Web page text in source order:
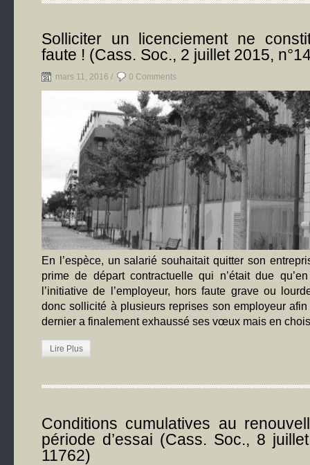
Solliciter un licenciement ne
faute ! (Cass. Soc., 2 juillet 2015,
mars 11, 2016 / 0 Comments
En l’espèce, un salarié souhaitait quitter son
prime de départ contractuelle qui n’était due
l’initiative de l’employeur, hors faute grave ou
donc sollicité à plusieurs reprises son employeur afin
dernier a finalement exhaussé ses vœux mais en
Lire Plus
Conditions cumulatives au
période d’essai (Cass. Soc., 8
11762)